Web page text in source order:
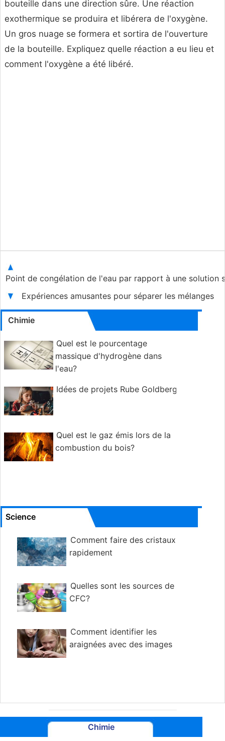
bouteille dans une direction sûre. Une réaction
exothermique se produira et libérera de l'oxygène.
Un gros nuage se formera et sortira de l'ouverture
de la bouteille. Expliquez quelle réaction a eu lieu et
comment l'oxygène a été libéré.
Point de congélation de l'eau par rapport à une solution
Expériences amusantes pour séparer les mélanges
Chimie
Quel est le pourcentage
massique d'hydrogène dans
l'eau?
Idées de projets Rube Goldberg
Quel est le gaz émis lors de la
combustion du bois?
Science
Comment faire des cristaux
rapidement
Quelles sont les sources de
CFC?
Comment identifier les
araignées avec des images
Chimie